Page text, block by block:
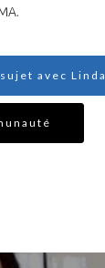
avec Linda